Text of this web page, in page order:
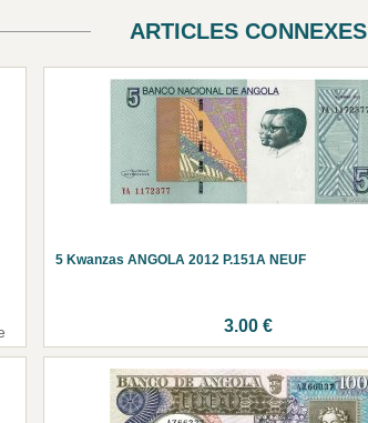
ARTICLES CONNEXES
5 Kwanzas ANGOLA 2012 P.151A NEUF
3.00 €